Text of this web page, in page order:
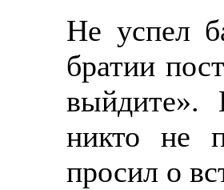
Не успел
братии
выйдите».
никто не
просил о